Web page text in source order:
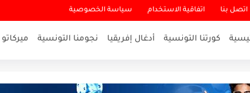
اتصل بنا اتفاقية الاستخدام سياسة الخصوصية
كورتنا التونسية أدغال إفريقيا نجومنا التونسية ميركاتو